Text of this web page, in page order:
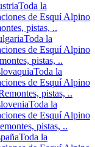
Toda la
de Esquí Alpino
pistas, ..
Toda la
de Esquí Alpino
pistas, ..
Toda la
de Esquí Alpino
pistas, ..
Toda la
de Esquí Alpino
pistas, ..
Toda la